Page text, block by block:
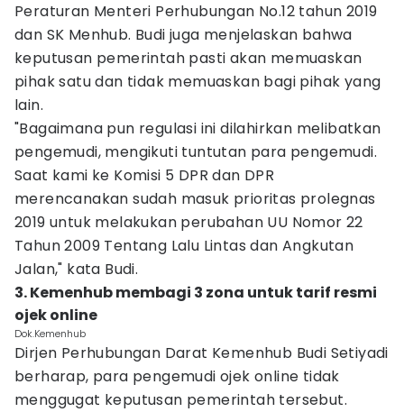
Peraturan Menteri Perhubungan No.12 tahun 2019
dan SK Menhub. Budi juga menjelaskan bahwa
keputusan pemerintah pasti akan memuaskan
pihak satu dan tidak memuaskan bagi pihak yang
lain.
"Bagaimana pun regulasi ini dilahirkan melibatkan
pengemudi, mengikuti tuntutan para pengemudi.
Saat kami ke Komisi 5 DPR dan DPR
merencanakan sudah masuk prioritas prolegnas
2019 untuk melakukan perubahan UU Nomor 22
Tahun 2009 Tentang Lalu Lintas dan Angkutan
Jalan," kata Budi.
3. Kemenhub membagi 3 zona untuk tarif resmi
ojek online
Dok.Kemenhub
Dirjen Perhubungan Darat Kemenhub Budi Setiyadi
berharap, para pengemudi ojek online tidak
menggugat keputusan pemerintah tersebut.